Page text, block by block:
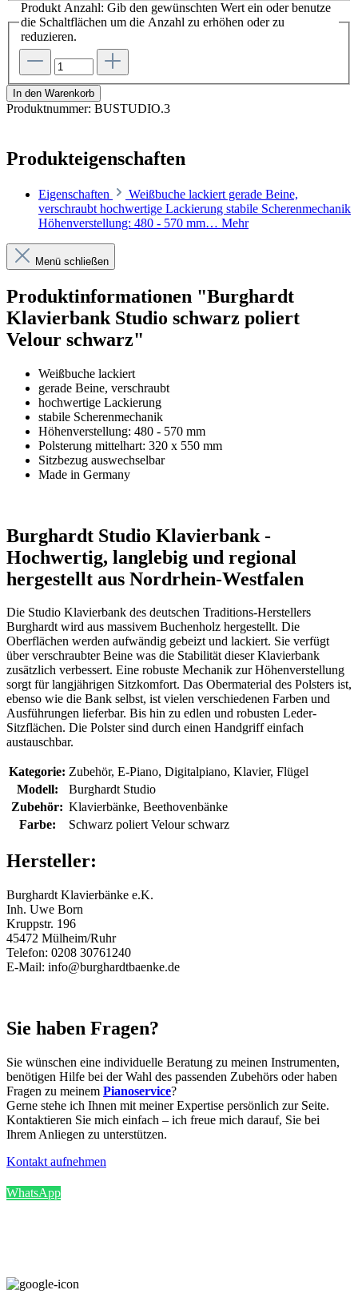
Produkt Anzahl: Gib den gewünschten Wert ein oder benutze
die Schaltflächen um die Anzahl zu erhöhen oder zu
reduzieren.
In den Warenkorb
Produktnummer: BUSTUDIO.3
Produkteigenschaften
Eigenschaften
Weißbuche lackiert gerade Beine,
verschraubt hochwertige Lackierung stabile Scherenmechanik
Höhenverstellung: 480 - 570 mm… Mehr
Menü schließen
Produktinformationen "Burghardt
Klavierbank Studio schwarz poliert
Velour schwarz"
Weißbuche lackiert
gerade Beine, verschraubt
hochwertige Lackierung
stabile Scherenmechanik
Höhenverstellung: 480 - 570 mm
Polsterung mittelhart: 320 x 550 mm
Sitzbezug auswechselbar
Made in Germany
Burghardt Studio Klavierbank -
Hochwertig, langlebig und regional
hergestellt aus Nordrhein-Westfalen
Die Studio Klavierbank des deutschen Traditions-Herstellers
Burghardt wird aus massivem Buchenholz hergestellt. Die
Oberflächen werden aufwändig gebeizt und lackiert. Sie verfügt
über verschraubter Beine was die Stabilität dieser Klavierbank
zusätzlich verbessert. Eine robuste Mechanik zur Höhenverstellung
sorgt für langjährigen Sitzkomfort. Das Obermaterial des Polsters ist,
ebenso wie die Bank selbst, ist vielen verschiedenen Farben und
Ausführungen lieferbar. Bis hin zu edlen und robusten Leder-
Sitzflächen. Die Polster sind durch einen Handgriff einfach
austauschbar.
Kategorie: Zubehör, E-Piano, Digitalpiano, Klavier, Flügel
Modell:
Burghardt Studio
Zubehör: Klavierbänke, Beethovenbänke
Farbe:
Schwarz poliert Velour schwarz
Hersteller:
Burghardt Klavierbänke e.K.
Inh. Uwe Born
Kruppstr. 196
45472 Mülheim/Ruhr
Telefon: 0208 30761240
E-Mail: info@burghardtbaenke.de
Sie haben Fragen?
Sie wünschen eine individuelle Beratung zu meinen Instrumenten,
benötigen Hilfe bei der Wahl des passenden Zubehörs oder haben
Fragen zu meinem Pianoservice?
Gerne stehe ich Ihnen mit meiner Expertise persönlich zur Seite.
Kontaktieren Sie mich einfach – ich freue mich darauf, Sie bei
Ihrem Anliegen zu unterstützen.
Kontakt aufnehmen
WhatsApp